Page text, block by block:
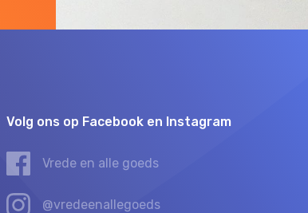
Volg ons op Facebook en Instagram
Vrede en alle goeds
@vredeenallegoeds